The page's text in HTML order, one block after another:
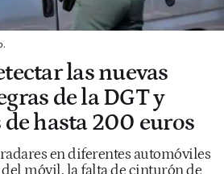
las nuevas
de la DGT y
hasta 200 euros
en diferentes automóviles
móvil, la falta de cinturón de